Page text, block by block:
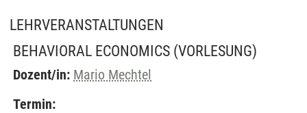
LEHRVERANSTALTUNGEN
BEHAVIORAL ECONOMICS (VORLESUNG)
Dozent/in: Mario Mechtel
Termin: